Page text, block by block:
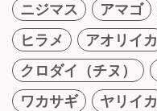
ニジマス
アマゴ
ヒラメ
アオリイカ
クロダイ（チヌ）
ワカサギ
ヤリイカ